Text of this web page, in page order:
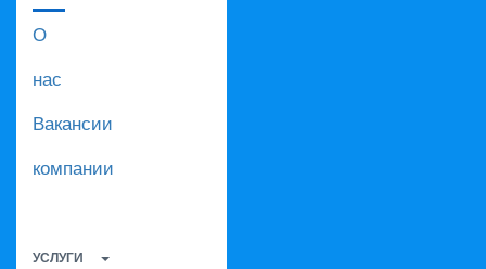
О
нас
Вакансии
компании
УСЛУГИ